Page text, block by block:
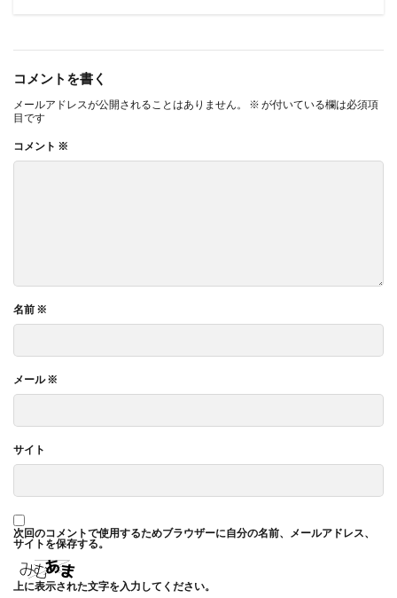
コメントを書く
メールアドレスが公開されることはありません。 ※ が付いている欄は必須項
目です
コメント ※
名前 ※
メール※
サイト
次回のコメントで使用するためブラウザーに自分の名前、メールアドレス、
サイトを保存する。
上に表示された文字を入力してください。